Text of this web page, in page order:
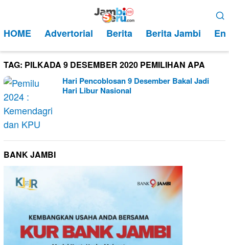
kontenMobile
HOME Advertorial Berita Berita Jambi
TAG: PILKADA 9 DESEMBER 2020 PEMILIHAN APA
Hari Pencoblosan 9 Desember Bakal Jadi
Hari Libur Nasional
BANK JAMBI